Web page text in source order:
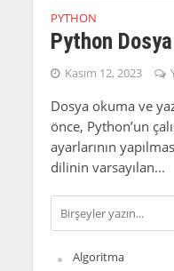
PYTHON
Python
Kasım 12, 2023
Dosya okuma ve
önce, Python’un
ayarlarının
dilinin varsayılan...
Algoritma